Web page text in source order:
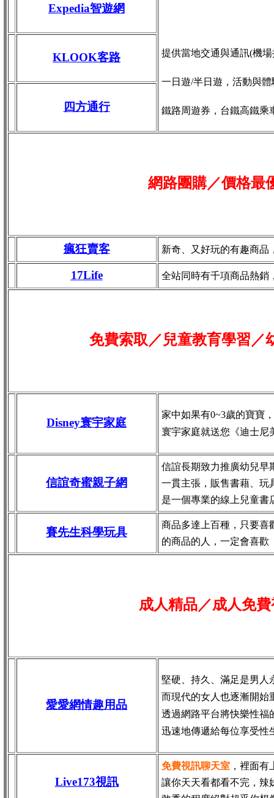
提供當地交通與通訊(機
一日遊/半日遊，活動與
鐵路周遊券，台鐵高鐵乘
Expedia智遊網
KLOOK客路
四方通行
網路團購／價格最
瘋狂賣客 新奇、又好玩的有趣商品
17Life 全站同時有千項商品熱銷
免費索取／兒童教育學習／
Disney寰宇家庭
家中如果有0~3歲的寶寶
寰宇家庭就送您《迪士尼
信誼奇蜜親子網
信誼長期致力推廣幼兒早
一貫主張，販售書藉、
是一個專業的線上兒童書
賽先生科學玩具
商品多達上百種，只要喜
的商品的人，一定會喜歡
成人精品／成人免
愛愛網情趣用品
堅硬、持久、滿足是男人
而現代的女人也逐漸開始
透過網路平台將快樂性福
迅速地傳遞給每位享受性
Live173視訊
免費視訊聊天室 ，裡面
讓你天天看都看不完，辣